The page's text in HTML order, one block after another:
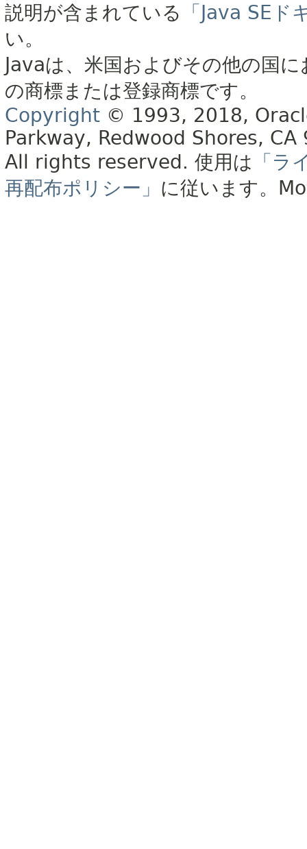
説明が含まれている
「Java SE
い。
Javaは、米国およびその他の国
の商標または登録商標です。
Copyright © 1993, 2018,
Parkway, Redwood Shores, CA
All rights reserved. 使用は 「ラ
再配布ポリシー」 に従います。